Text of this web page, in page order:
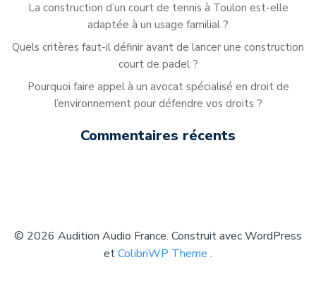
La construction d’un court de tennis à Toulon est-elle
adaptée à un usage familial ?
Quels critères faut-il définir avant de lancer une construction
court de padel ?
Pourquoi faire appel à un avocat spécialisé en droit de
l’environnement pour défendre vos droits ?
Commentaires récents
© 2026 Audition Audio France. Construit avec WordPress
etColibriWP Theme .